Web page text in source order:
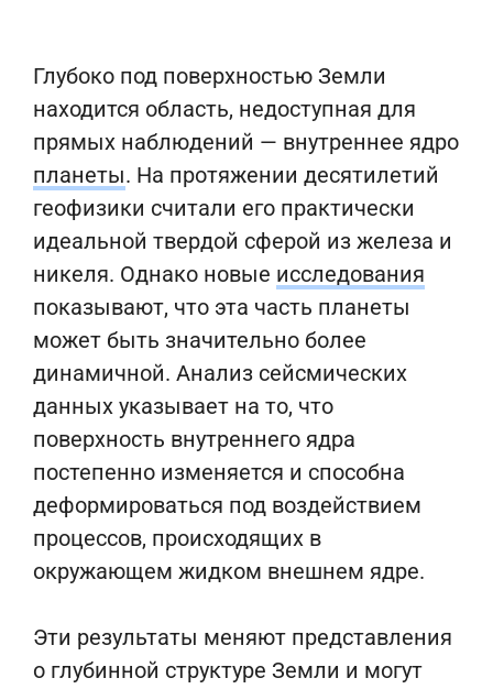
Глубоко под поверхностью Земли
находится область, недоступная для
прямых наблюдений — внутреннее ядро
планеты. На протяжении десятилетий
геофизики считали его практически
идеальной твердой сферой из железа и
никеля. Однако новые исследования
показывают, что эта часть планеты
может быть значительно более
динамичной. Анализ сейсмических
данных указывает на то, что
поверхность внутреннего ядра
постепенно изменяется и способна
деформироваться под воздействием
процессов, происходящих в
окружающем жидком внешнем ядре.
Эти результаты меняют представления
о глубинной структуре Земли и могут